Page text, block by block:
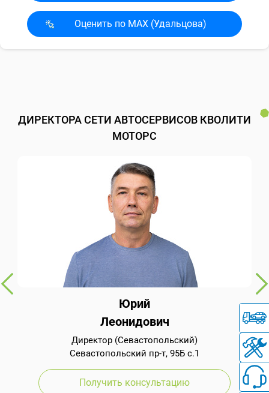
Оценить по MAX (Удальцова)
ДИРЕКТОРА СЕТИ АВТОСЕРВИСОВ КВОЛИТИ
МОТОРС
Юрий
Леонидович
Директор (Севастопольский)
Севастопольский пр-т, 95Б с.1
Получить консультацию